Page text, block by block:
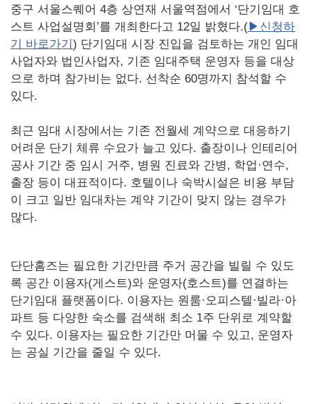
중구 서울스퀘어 4층 상연재 서울역점에서 ‘단기임대 호
스트 사업설명회’를 개최한다고 12일 밝혔다.(▶신청하
기 바로가기) 단기임대 시장 진입을 검토하는 개인 임대
사업자와 법인사업자, 기존 임대주택 운영자 등을 대상
으로 하며 참가비는 없다. 선착순 60명까지 참석할 수
있다.
최근 임대 시장에서는 기존 전월세 계약으로 대응하기
어려운 단기 체류 수요가 늘고 있다. 출장이나 인테리어
공사 기간 중 임시 거주, 병원 진료와 간병, 학업·연수,
출장 등이 대표적이다. 호텔이나 숙박시설은 비용 부담
이 크고 일반 임대차는 계약 기간이 맞지 않는 경우가
많다.
단단홈즈는 필요한 기간만큼 주거 공간을 빌릴 수 있도
록 공간 이용자(게스트)와 운영자(호스트)를 연결하는
단기임대 플랫폼이다. 이용자는 원룸·오피스텔·빌라·아
파트 등 다양한 숙소를 검색해 최소 1주 단위로 계약할
수 있다. 이용자는 필요한 기간만 머물 수 있고, 운영자
는 공실 기간을 줄일 수 있다.